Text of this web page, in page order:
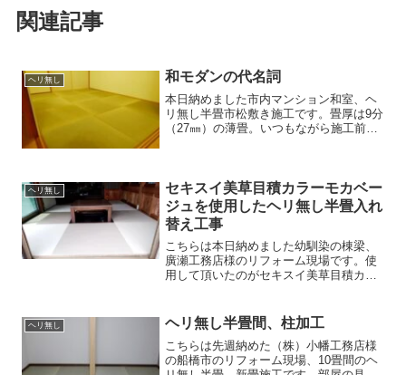
関連記事
ヘリ無し 和モダンの代名詞
本日納めました市内マンション和室、ヘ
リ無し半畳市松敷き施工です。畳厚は9分
（27㎜）の薄畳。いつもながら施工前の
喜び頂きましたので...
ヘリ無し
セキスイ美草目積カラーモカベー
ジュを使用したヘリ無し半畳入れ
替え工事
こちらは本日納めました幼馴染の棟梁、
廣瀬工務店様のリフォーム現場です。使
用して頂いたのがセキスイ美草目積カラ
ん中には一年中使用する掘り炬燵。ピッ
タリ納まりモダンな和室と...
ヘリ無し ヘリ無し半畳間、柱加工
こちらは先週納めた（株）小幡工務店様
の船橋市のリフォーム現場、10畳間のヘ